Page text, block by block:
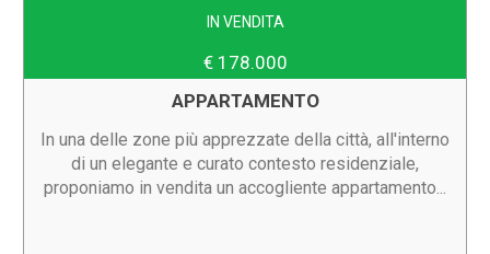
IN VENDITA
€ 178.000
APPARTAMENTO
In una delle zone più apprezzate della città, all'interno
di un elegante e curato contesto residenziale,
proponiamo in vendita un accogliente appartamento...